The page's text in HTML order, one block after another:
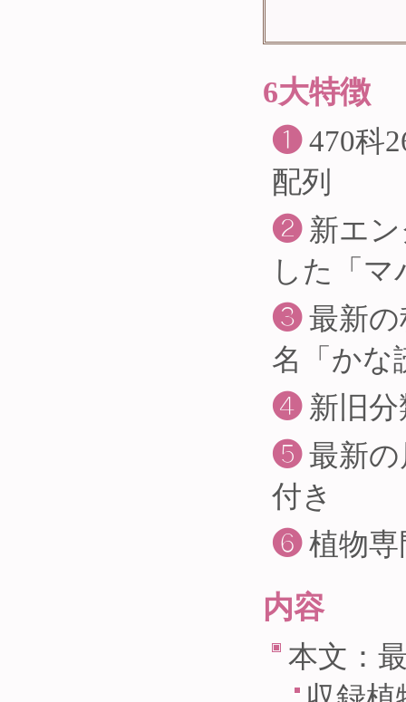
6大特徴
❶470科
配列
❷新エン
した「マ
❸最新の
名「かな
❹新旧分
❺最新の
付き
❻植物専
内容
本文：